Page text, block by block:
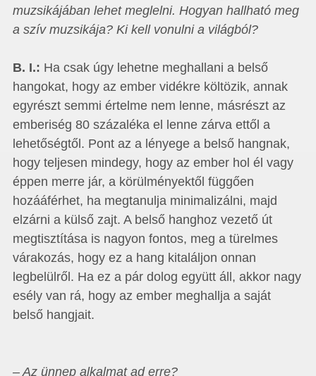
muzsikájában lehet meglelni. Hogyan hallható meg
a szív muzsikája? Ki kell vonulni a világból?
B. I.: Ha csak úgy lehetne meghallani a belső
hangokat, hogy az ember vidékre költözik, annak
egyrészt semmi értelme nem lenne, másrészt az
emberiség 80 százaléka el lenne zárva ettől a
lehetőségtől. Pont az a lényege a belső hangnak,
hogy teljesen mindegy, hogy az ember hol él vagy
éppen merre jár, a körülményektől függően
hozááférhet, ha megtanulja minimalizálni, majd
elzárni a külső zajt. A belső hanghoz vezető út
megtisztítása is nagyon fontos, meg a türelmes
várakozás, hogy ez a hang kitaláljon onnan
legbelülről. Ha ez a pár dolog együtt áll, akkor nagy
esély van rá, hogy az ember meghallja a saját
belső hangjait.
– Az ünnep alkalmat ad erre?